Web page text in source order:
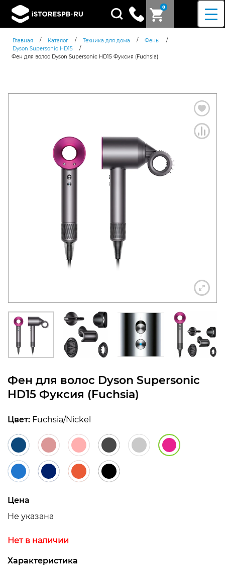
0
Поиск
товаров
Главная / Каталог / Техника для дома / Фены
/
Dyson Supersonic HD15
/
Фен для волос Dyson Supersonic HD15 Фуксия (Fuchsia)
Фен для волос Dyson Supersonic
HD15 Фуксия (Fuchsia)
Цвет: Fuchsia/Nickel
Цена
Не указана
Нет в наличии
Характеристика
Согласен cполитикой
конфиденциальности
+7 812 318-40-14
(c 10:00 до 21:00, без
выходных)